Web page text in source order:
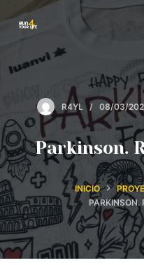
S
t
a
l
c
n
t
e
R4YL 08/03/
Parkinson.
INICIO
PARKINSON.